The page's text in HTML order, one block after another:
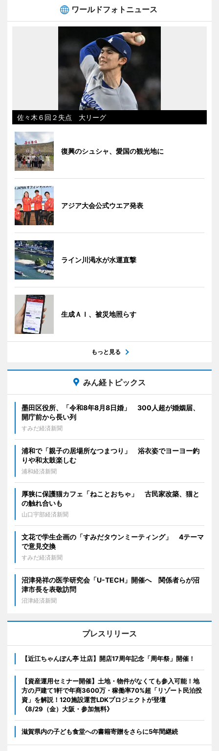
ワールドフォトニュース
佐々木６回２失点 大リーグ
復興のシュシャ、愛国の観光地に
アジア大会公式ウエア発表
ライン川渇水が水運直撃
生成ＡＩ、被災地照らす
もっと見る
みん経トピックス
墨田区役所、「令和8年8月8日婚」 300人超が婚姻届、
開庁前から長い列
すみだ経済新聞
浦和で「親子の居場所なつまつり」 浴衣姿でヨーヨー釣
りや和太鼓楽しむ
浦和経済新聞
厚狭に保護猫カフェ「ねことおちゃ」 古民家改築、猫と
の触れ合いも
山口宇部経済新聞
文花で学生企画の「すみだタウンミーティング」 4テーマ
で意見交換
すみだ経済新聞
沼津発祥の医学研究会「U-TECH」開催へ 関係者らが沼
津市長を表敬訪問
沼津経済新聞
プレスリリース
【近江ちゃんぽん亭 辻店】開店17周年記念「周年祭」開催！
【資産運用セミナー開催】土地・物件がなくても参入可能！地
方の戸建て1軒で年商3600万・稼働率70%超「リゾート民泊投
資」を解説！120施設運営LDKプロジェクトが登壇
《8/29（金）大阪・参加無料》
滋賀県内の子ども食堂への書籍寄贈をさらに5年間継続